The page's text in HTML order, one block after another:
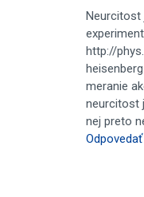
Neurcitost
http://
meranie
neurcitost
nej preto
Odpovedať